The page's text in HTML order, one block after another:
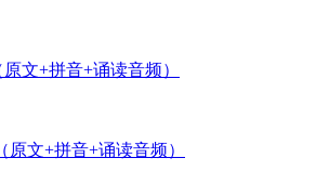
文+拼音+诵读音频）
原文+拼音+诵读音频）